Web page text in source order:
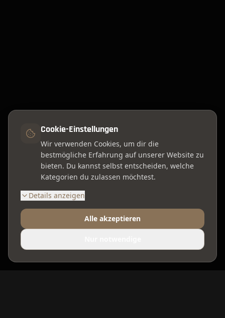
Cookie-Einstellungen
Wir verwenden Cookies, um dir die
bestmögliche Erfahrung auf unserer Website zu
bieten. Du kannst selbst entscheiden, welche
Kategorien du zulassen möchtest.
Details anzeigen
Alle akzeptieren